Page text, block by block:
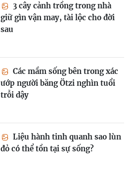
3 cây cảnh trồng trong nhà
giữ gìn vận may, tài lộc cho đời
sau
Các mầm sống bên trong xác
ướp người băng Ötzi nghìn tuổi
trỗi dậy
Liệu hành tinh quanh sao lùn
đỏ có thể tồn tại sự sống?